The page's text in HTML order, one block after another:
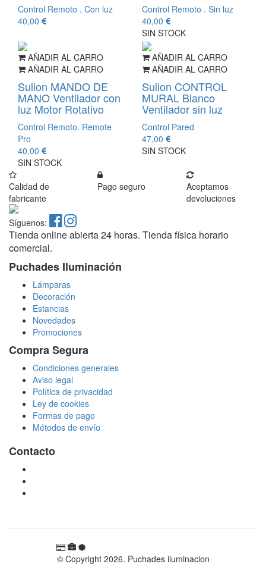
Control Remoto . Con luz
40,00
Control Remoto . Sin luz
40,00
SIN STOCK
AÑADIR AL CARRO
AÑADIR AL CARRO
Sulion MANDO DE
MANO Ventilador con
luz Motor Rotativo
Control Remoto. Remote
Pro
40,00
SIN STOCK
AÑADIR AL CARRO
AÑADIR AL CARRO
Sulion CONTROL
MURAL Blanco
Ventilador sin luz
Control Pared
47,00
SIN STOCK
Calidad de
fabricante
Pago seguro
Aceptamos
devoluciones
Síguenos:
Tienda online abierta 24 horas. Tienda física horario
comercial.
Puchades Iluminación
Lámparas
Decoración
Estancias
Novedades
Promociones
Compra Segura
Condiciones generales
Aviso legal
Política de privacidad
Ley de cookies
Formas de pago
Métodos de envío
Contacto
© Copyright 2026. Puchades iluminacion